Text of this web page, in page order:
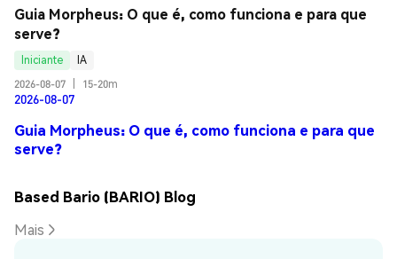
Guia Morpheus: O que é, como funciona e para que
serve?
Iniciante
IA
2026-08-07
15-20m
2026-08-07
Guia Morpheus: O que é, como funciona e para que
serve?
Based Bario (BARIO) Blog
Mais